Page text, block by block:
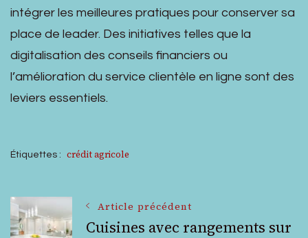
intégrer les meilleures pratiques pour conserver sa
place de leader. Des initiatives telles que la
digitalisation des conseils financiers ou
l’amélioration du service clientèle en ligne sont des
leviers essentiels.
Étiquettes : crédit agricole
Navigation
Article précédent
Cuisines avec rangements sur